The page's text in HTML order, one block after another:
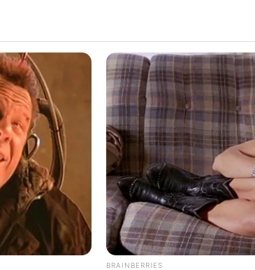
12-04-2024
BRAINBERRIES